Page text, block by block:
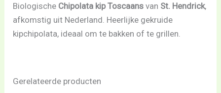
Biologische Chipolata kip Toscaans van St. Hendrick,
afkomstig uit Nederland. Heerlijke gekruide
kipchipolata, ideaal om te bakken of te grillen.
Gerelateerde producten